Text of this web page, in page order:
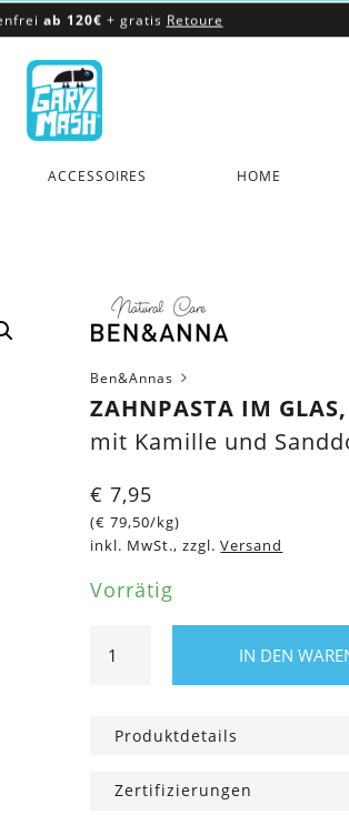
ab 120€ + gratis Retoure
ab 120€
ACCESSOIRES HOME
Ben&Annas
ZAHNPASTA IM
mit Kamille und
€ 7,95
(€ 79,50/kg)
inkl. MwSt., zzgl. Versand
Vorrätig
100
Menge
IN DEN
Produktdetails
Zertifizierungen